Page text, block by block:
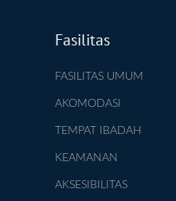
Fasilitas
FASILITAS UMUM
AKOMODASI
TEMPAT IBADAH
KEAMANAN
AKSESIBILITAS